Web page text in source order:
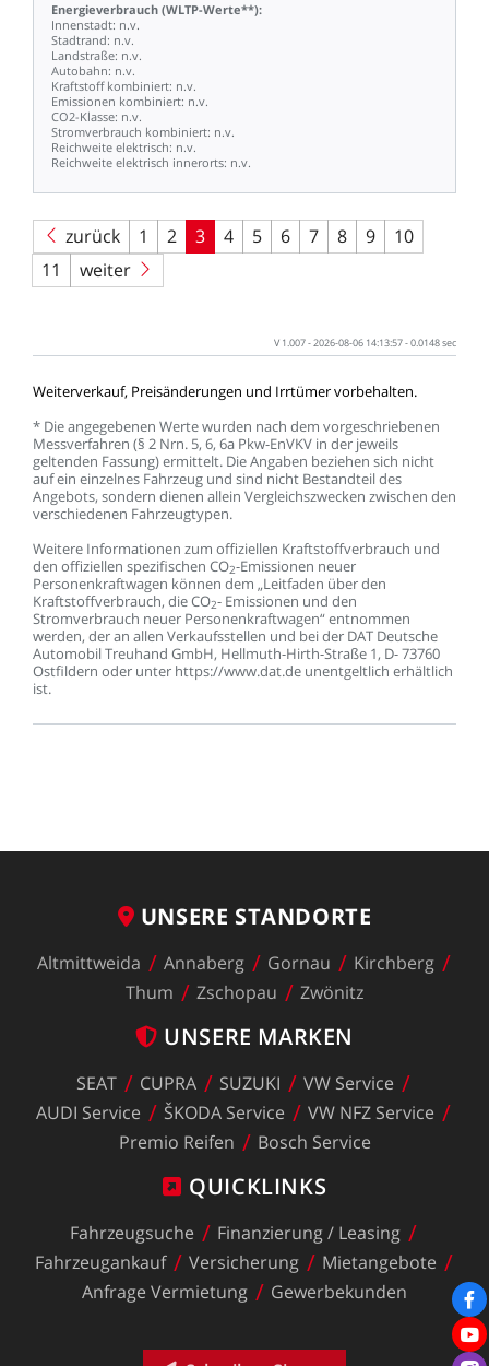
Energieverbrauch (WLTP-Werte**):
Innenstadt: n.v.
Stadtrand: n.v.
Landstraße: n.v.
Autobahn: n.v.
Kraftstoff kombiniert: n.v.
Emissionen kombiniert: n.v.
CO2-Klasse: n.v.
Stromverbrauch kombiniert: n.v.
Reichweite elektrisch: n.v.
Reichweite elektrisch innerorts: n.v.
zurück 1 2 3 4 5 6 7 8 9
10
11
weiter
V 1.007-2026-08-06 14:13:57-0.0148sec
Weiterverkauf, Preisänderungen und Irrtümervorbehalten.
* Dieangegebenen Wertewurden nach dem vorgeschriebenen
Messverfahren (§ 2 Nrn. 5, 6, 6a Pkw-EnVKV in der jeweils
geltenden Fassung)ermittelt. DieAngaben beziehen sich nicht
aufein einzelnes Fahrzeug und sind nicht Bestandteildes
Angebots, sondern dienen allein Vergleichszwecken zwischen den
verschiedenen Fahrzeugtypen.
Weitere Informationen zum offiziellen Kraftstoffverbrauch und
den offiziellen spezifischen CO2-Emissionen neuer
Personenkraftwagen können dem „Leitfaden überden
Kraftstoffverbrauch, dieCO2- Emissionen und den
Stromverbrauch neuer Personenkraftwagen“entnommen
werden, deran allen Verkaufsstellen und beider DAT Deutsche
AutomobilTreuhand GmbH, Hellmuth-Hirth-Straße 1, D-73760
Ostfildern oder unter https://www.dat.de unentgeltlich erhältlich
ist.
UNSERE STANDORTE
Altmittweida Annaberg Gornau
Kirchberg
Thum
Zschopau Zwönitz
UNSERE MARKEN
SEAT CUPRA SUZUKI VW Service
AUDI Service ŠKODA Service VW NFZ Service
Premio Reifen Bosch Service
QUICKLINKS
Fahrzeugsuche Finanzierung/ Leasing
Fahrzeugankauf
Versicherung
Mietangebote
Anfrage Vermietung Gewerbekunden